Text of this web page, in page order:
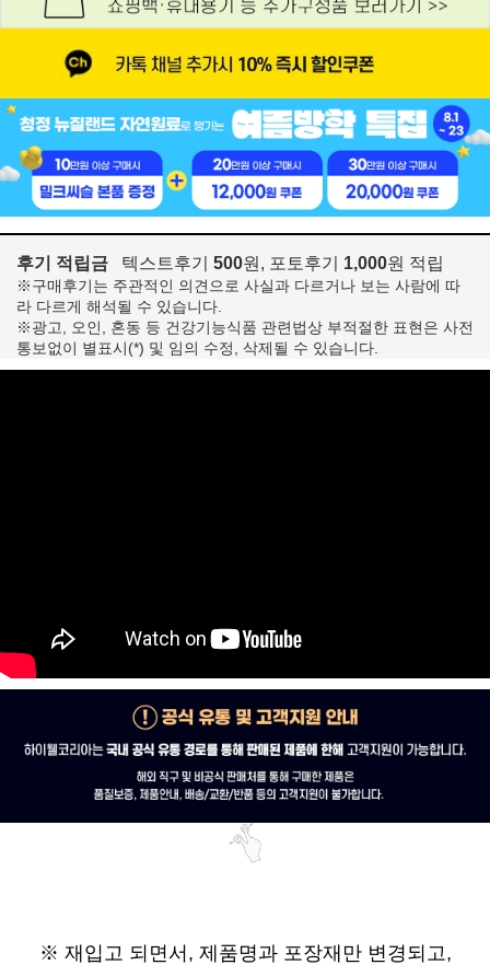
후기 적립금 텍스트후기 500원, 포토후기 1,000원 적립
※구매후기는 주관적인 의견으로 사실과 다르거나 보는 사람에 따
라 다르게 해석될 수 있습니다.
※광고, 오인, 혼동 등 건강기능식품 관련법상 부적절한 표현은 사전
통보없이 별표시(*) 및 임의 수정, 삭제될 수 있습니다.
※ 재입고 되면서, 제품명과 포장재만 변경되고,